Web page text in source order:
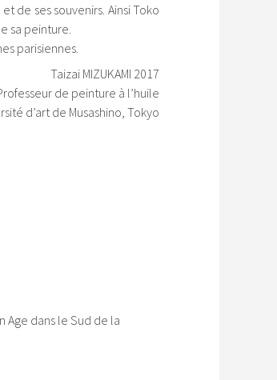
de ses souvenirs. Ainsi Toko
sa peinture.
parisiennes.
Taizai MIZUKAMI 2017
de peinture à l’huile
d’art de Musashino, Tokyo
Age dans le Sud de la